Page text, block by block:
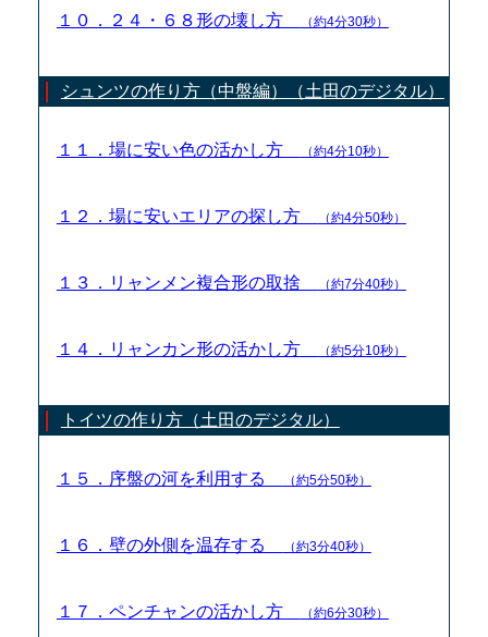
１０．２４・６８形の壊し方 （約4分30秒）
シュンツの作り方（中盤編）（土田のデジタル）
１１．場に安い色の活かし方 （約4分10秒）
１２．場に安いエリアの探し方 （約4分50秒）
１３．リャンメン複合形の取捨 （約7分40秒）
１４．リャンカン形の活かし方 （約5分10秒）
トイツの作り方（土田のデジタル）
１５．序盤の河を利用する （約5分50秒）
１６．壁の外側を温存する （約3分40秒）
１７．ペンチャンの活かし方 （約6分30秒）